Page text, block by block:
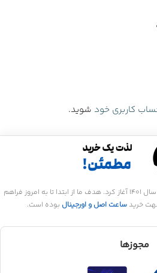
کاربری خود شوید.
مجموعه ساعت جَم فعالیت خود را از سال 1401 آغاز کرد. هدف ما از ابتدا تا به امروز فراهم
خرید ساعت اصل و اورجینال بوده است.
مجوزها